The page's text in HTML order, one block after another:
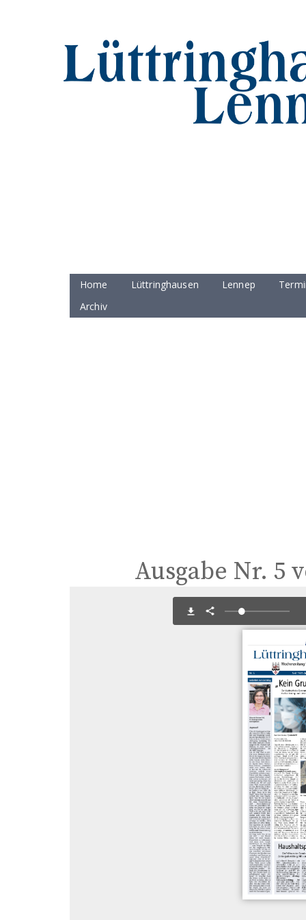
Home Lüttringhausen Lennep
Archiv
Ausgabe Nr. 5